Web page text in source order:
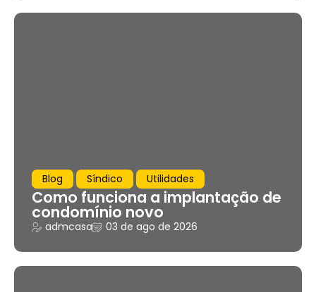
Blog Síndico Utilidades
Como funciona a implantação de
condomínio novo
admcasa 03 de ago de 2026